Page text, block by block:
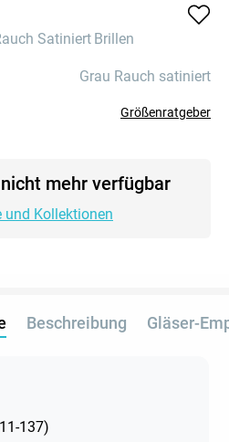
Satiniert Brillen
Grau Rauch satiniert
Größenratgeber
mehr verfügbar
und Kollektionen
Beschreibung Gläser-
11-137)